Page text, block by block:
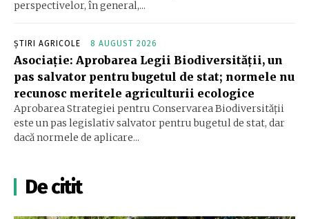
perspectivelor, în general,...
ȘTIRI AGRICOLE 8 AUGUST 2026
Asociație: Aprobarea Legii Biodiversității, un
pas salvator pentru bugetul de stat; normele nu
recunosc meritele agriculturii ecologice
Aprobarea Strategiei pentru Conservarea Biodiversității
este un pas legislativ salvator pentru bugetul de stat, dar
dacă normele de aplicare...
De citit